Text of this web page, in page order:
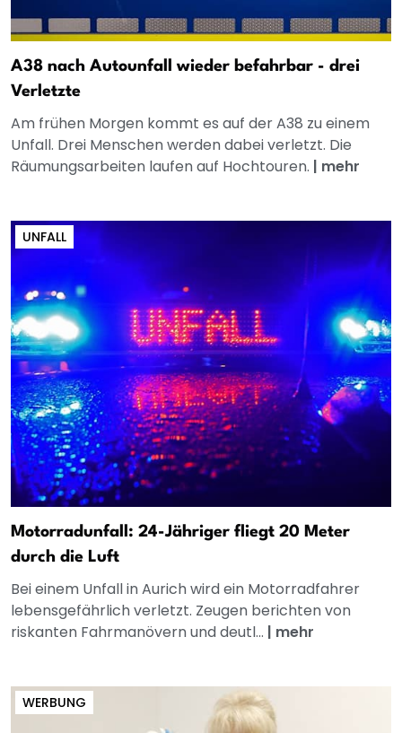
A38 nach Autounfall wieder befahrbar - drei
Verletzte
Am frühen Morgen kommt es auf der A38 zu einem
Unfall. Drei Menschen werden dabei verletzt. Die
Räumungsarbeiten laufen auf Hochtouren. | mehr
UNFALL
Motorradunfall: 24-Jähriger fliegt 20 Meter
durch die Luft
Bei einem Unfall in Aurich wird ein Motorradfahrer
lebensgefährlich verletzt. Zeugen berichten von
riskanten Fahrmanövern und deutl... | mehr
WERBUNG